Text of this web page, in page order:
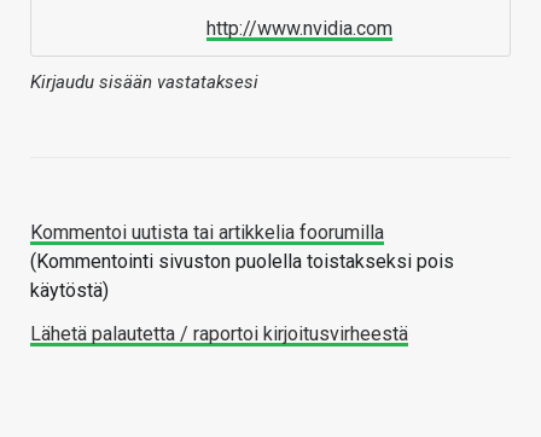
http://www.nvidia.com
Kirjaudu sisään vastataksesi
Kommentoi uutista tai artikkelia foorumilla
(Kommentointi sivuston puolella toistakseksi pois
käytöstä)
Lähetä palautetta / raportoi kirjoitusvirheestä